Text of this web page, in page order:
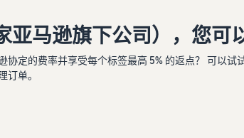
亚马逊旗下公司），您可
协定的费率并享受每个标签最高 5% 的返点？ 可以试
订单。